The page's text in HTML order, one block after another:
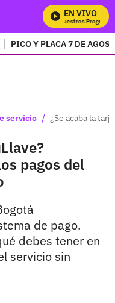
EN VIVO
Mira Todos Nuestros Programas
PICO Y PLACA 7 DE
servicio / ¿Se acaba la
pagos del
de pago.
debes tener en
servicio sin